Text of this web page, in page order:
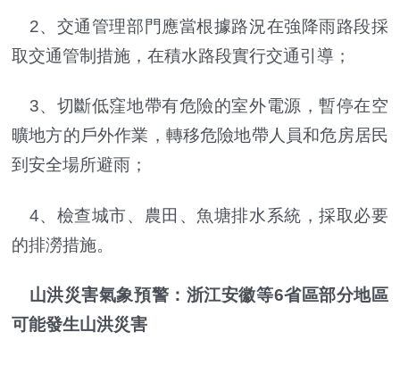
2、交通管理部門應當根據路況在強降雨路段採
取交通管制措施，在積水路段實行交通引導；
3、切斷低窪地帶有危險的室外電源，暫停在空
曠地方的戶外作業，轉移危險地帶人員和危房居民
到安全場所避雨；
4、檢查城市、農田、魚塘排水系統，採取必要
的排澇措施。
山洪災害氣象預警：浙江安徽等6省區部分地區
可能發生山洪災害